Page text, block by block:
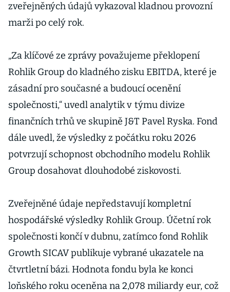
zveřejněných údajů vykazoval kladnou provozní
marži po celý rok.
„Za klíčové ze zprávy považujeme překlopení
Rohlik Group do kladného zisku EBITDA, které je
zásadní pro současné a budoucí ocenění
společnosti,“ uvedl analytik v týmu divize
finančních trhů ve skupině J&T Pavel Ryska. Fond
dále uvedl, že výsledky z počátku roku 2026
potvrzují schopnost obchodního modelu Rohlik
Group dosahovat dlouhodobé ziskovosti.
Zveřejněné údaje nepředstavují kompletní
hospodářské výsledky Rohlik Group. Účetní rok
společnosti končí v dubnu, zatímco fond Rohlik
Growth SICAV publikuje vybrané ukazatele na
čtvrtletní bázi. Hodnota fondu byla ke konci
loňského roku oceněna na 2,078 miliardy eur, což